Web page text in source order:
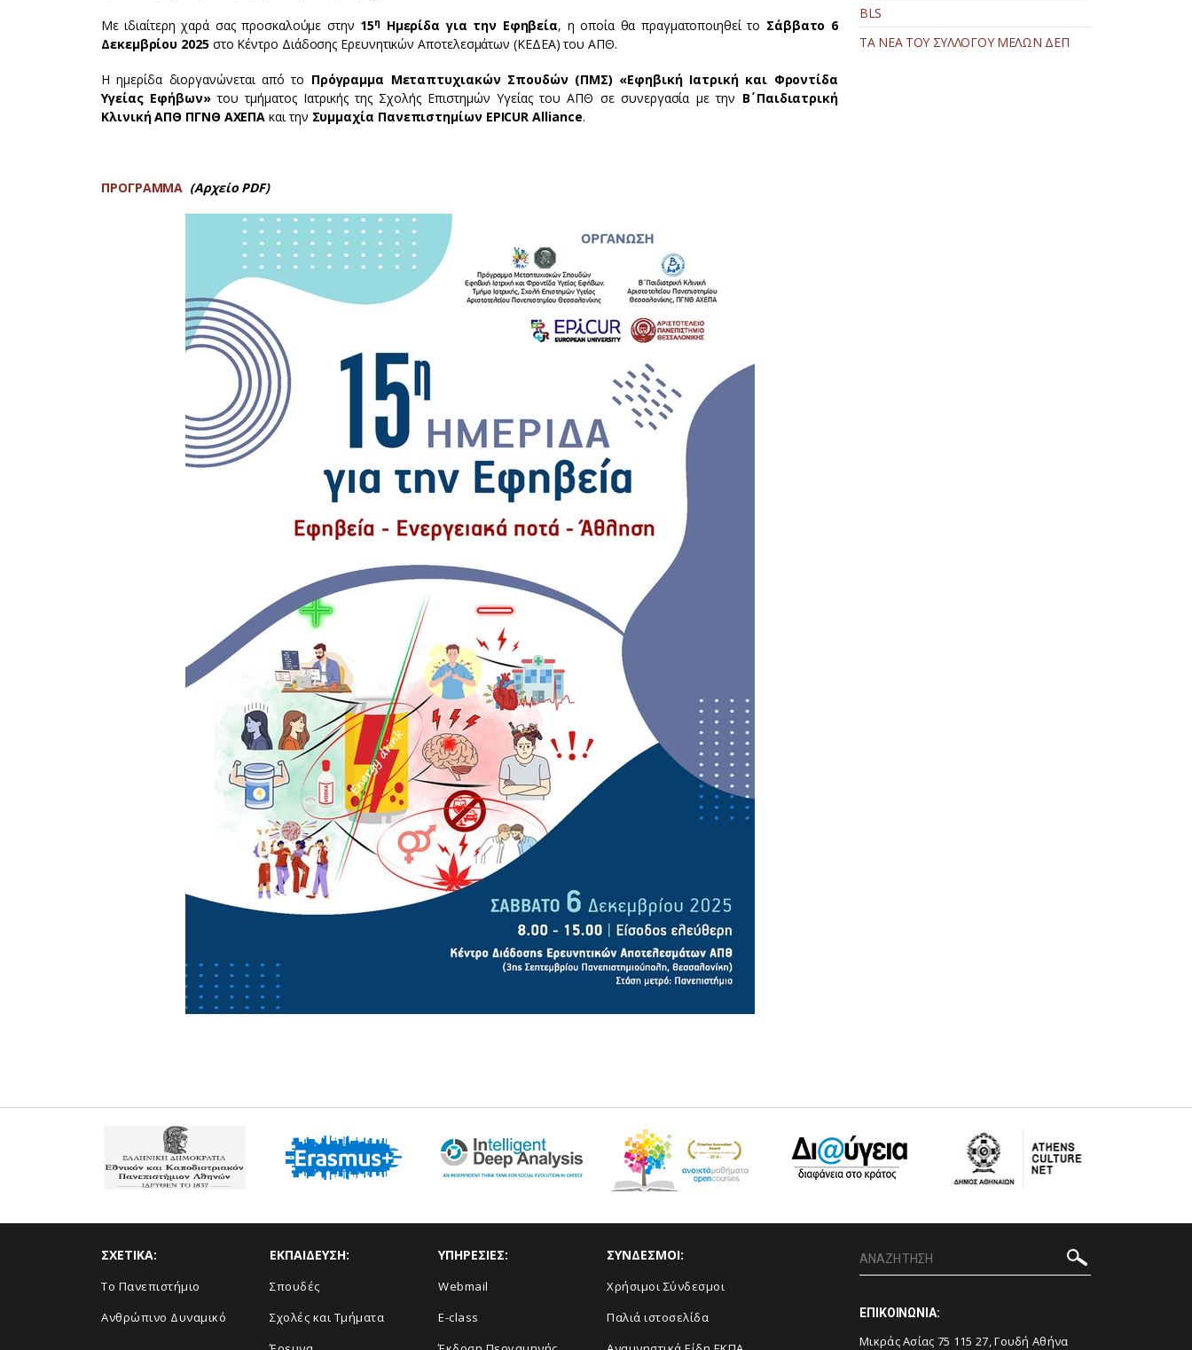
Με ιδιαίτερη χαρά σας προσκαλούμε στην 15η Ημερίδα για την Εφηβεία, η οποία θα πραγματοποιηθεί το Σάββατο 6
Δεκεμβρίου 2025στο Κέντρο Διάδοσης Ερευνητικών Αποτελεσμάτων (ΚΕΔΕΑ) του ΑΠΘ.
Η ημερίδα διοργανώνεται από το Πρόγραμμα Μεταπτυχιακών Σπουδών (ΠΜΣ) «Εφηβική Ιατρική και Φροντίδα
Υγείας Εφήβων»του τμήματος Ιατρικής της Σχολής Επιστημών Υγείας του ΑΠΘ σε συνεργασία με την Β΄ Παιδιατρική
Κλινική ΑΠΘ ΠΓΝΘ ΑΧΕΠΑ και την Συμμαχία Πανεπιστημίων EPICUR Alliance.
ΠΡΟΓΡΑΜΜΑ (Αρχείο PDF)
BLS
ΤΑ ΝΕΑ ΤΟΥ ΣΥΛΛΟΓΟΥ ΜΕΛΩΝ ΔΕΠ
ΣΧΕΤΙΚΑ:
Το Πανεπιστήμιο
Ανθρώπινο Δυναμικό
ΕΚΠΑΙΔΕΥΣΗ:
Σπουδές
Σχολές και Τμήματα
ΥΠΗΡΕΣΙΕΣ:
Webmail
E-class
ΣΥΝΔΕΣΜΟΙ:
Χρήσιμοι Σύνδεσμοι
Παλιά ιστοσελίδα
ΕΠΙΚΟΙΝΩΝΙΑ:
Μικράς Ασίας 75 115 27, Γουδή Αθήνα